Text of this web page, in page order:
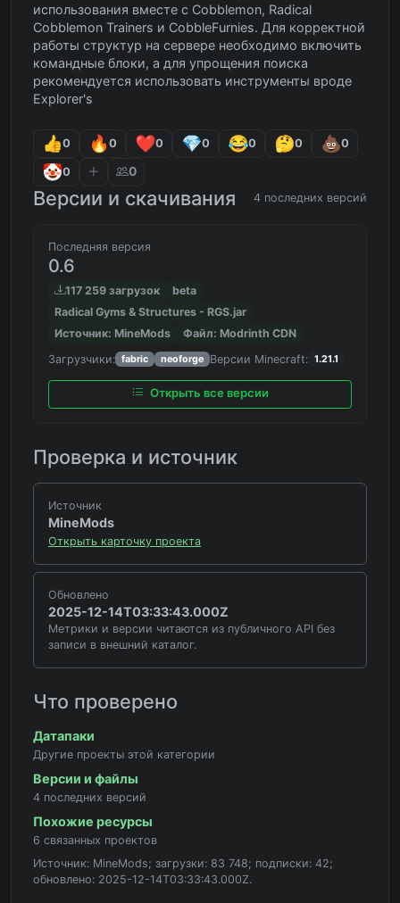
использования вместе с Cobblemon, Radical
Cobblemon Trainers и CobbleFurnies. Для корректной
работы структур на сервере необходимо включить
командные блоки, а для упрощения поиска
рекомендуется использовать инструменты вроде
Explorer's
0 0 0 0 0 0 0
0 0
Версии и скачивания 4 последних версий
Последняя версия
0.6
117 259 загрузок
beta
Radical Gyms & Structures - RGS.jar
Источник: MineMods
Файл: Modrinth CDN
Загрузчики: fabric neoforge Версии Minecraft: 1.21.1
Открыть все версии
Проверка и источник
Источник
MineMods
Открыть карточку проекта
Обновлено
2025-12-14T03:33:43.000Z
Метрики и версии читаются из публичного API без
записи в внешний каталог.
Что проверено
Датапаки
Другие проекты этой категории
Версии и файлы
4 последних версий
Похожие ресурсы
6 связанных проектов
Источник: MineMods; загрузки: 83 748; подписки: 42;
обновлено: 2025-12-14T03:33:43.000Z.